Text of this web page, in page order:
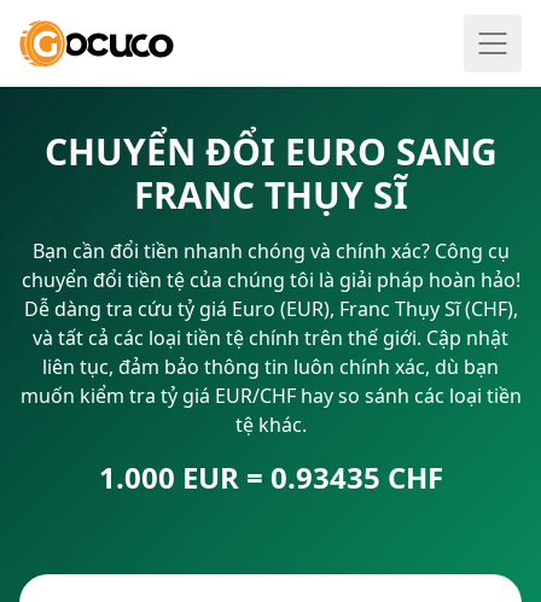
CHUYỂN ĐỔI EURO SANG
FRANC THỤY SĨ
Bạn cần đổi tiền nhanh chóng và chính xác? Công cụ
chuyển đổi tiền tệ của chúng tôi là giải pháp hoàn hảo!
Dễ dàng tra cứu tỷ giá Euro (EUR), Franc Thụy Sĩ (CHF),
và tất cả các loại tiền tệ chính trên thế giới. Cập nhật
liên tục, đảm bảo thông tin luôn chính xác, dù bạn
muốn kiểm tra tỷ giá EUR/CHF hay so sánh các loại tiền
tệ khác.
1.000 EUR = 0.93435 CHF